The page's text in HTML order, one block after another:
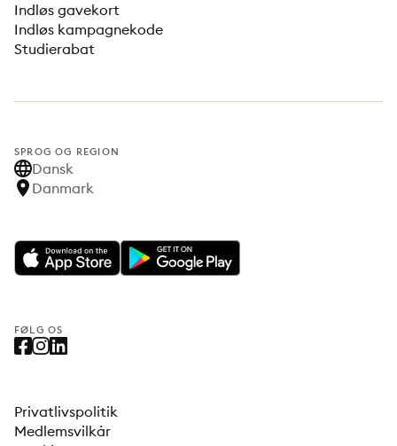
Indløs gavekort
Indløs kampagnekode
Studierabat
SPROG OG REGION
Dansk
Danmark
FØLG OS
Privatlivspolitik
Medlemsvilkår